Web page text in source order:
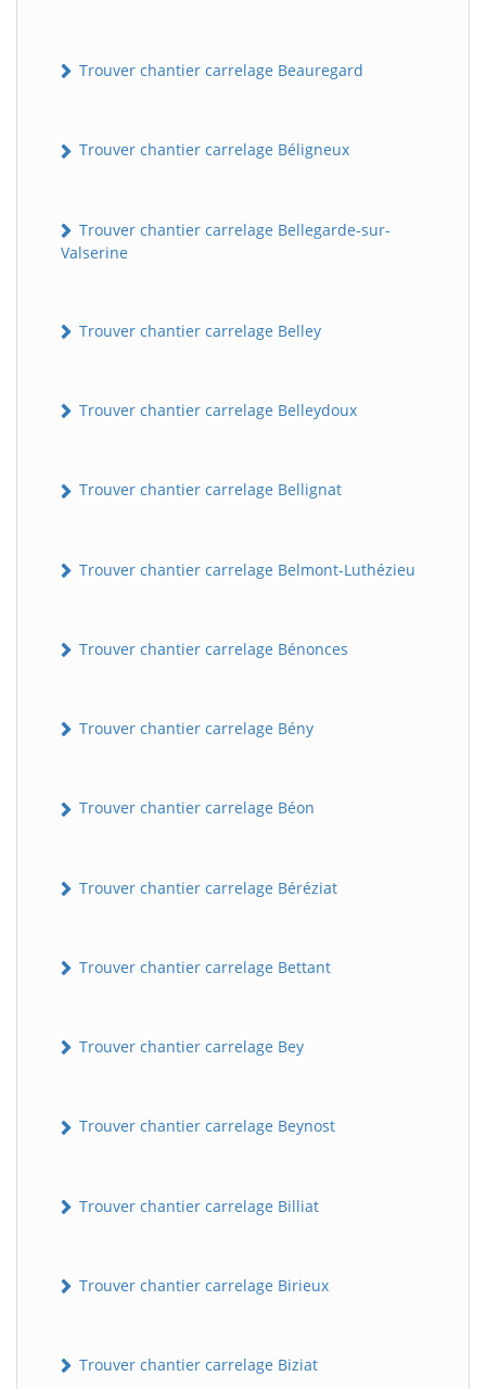
Trouver chantier carrelage Beauregard
Trouver chantier carrelage Béligneux
Trouver chantier carrelage Bellegarde-sur-
Valserine
Trouver chantier carrelage Belley
Trouver chantier carrelage Belleydoux
Trouver chantier carrelage Bellignat
Trouver chantier carrelage Belmont-Luthézieu
Trouver chantier carrelage Bénonces
Trouver chantier carrelage Bény
Trouver chantier carrelage Béon
Trouver chantier carrelage Béréziat
Trouver chantier carrelage Bettant
Trouver chantier carrelage Bey
Trouver chantier carrelage Beynost
Trouver chantier carrelage Billiat
Trouver chantier carrelage Birieux
Trouver chantier carrelage Biziat